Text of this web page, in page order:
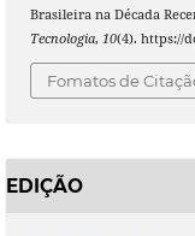
Brasileira na Década
Tecnologia, 10(4). https://
Fomatos de
EDIÇÃO